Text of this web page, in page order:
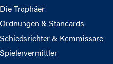
Die Trophäen
Ordnungen & Standards
Schiedsrichter & Kommissare
Spielervermittler